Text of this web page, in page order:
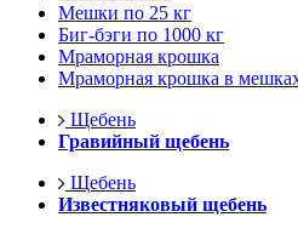
Мешки по 25 кг
Биг-бэги по 1000 кг
Мраморная крошка
Мраморная крошка в
Щебень
Гравийный щебень
Щебень
Известняковый щебень